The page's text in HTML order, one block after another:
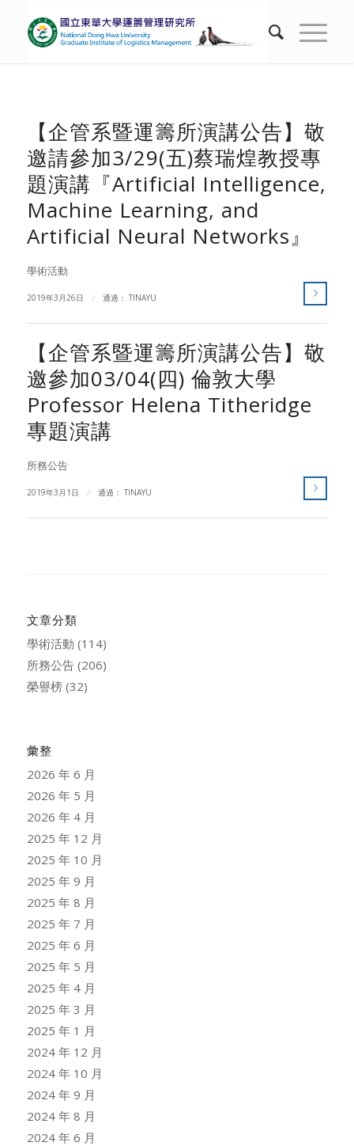
【企管系暨運籌所演講公告】敬
邀請參加3/29(五)蔡瑞煌教授專
題演講『Artificial Intelligence,
Machine Learning, and
Artificial Neural Networks』
學術活動
2019年3月26日 / 通過： TINAYU
【企管系暨運籌所演講公告】敬
邀參加03/04(四) 倫敦大學
Professor Helena Titheridge
專題演講
所務公告
2019年3月1日 / 通過： TINAYU
文章分類
學術活動 (114)
所務公告(206)
榮譽榜(32)
彙整
2026 年 6 月
2026 年 5 月
2026 年 4 月
2025 年 12 月
2025 年 10 月
2025 年 9 月
2025 年 8 月
2025 年 7 月
2025 年 6 月
2025 年 5 月
2025 年 4 月
2025 年 3 月
2025 年 1 月
2024 年 12 月
2024 年 10 月
2024 年 9 月
2024 年 8 月
2024 年 6 月